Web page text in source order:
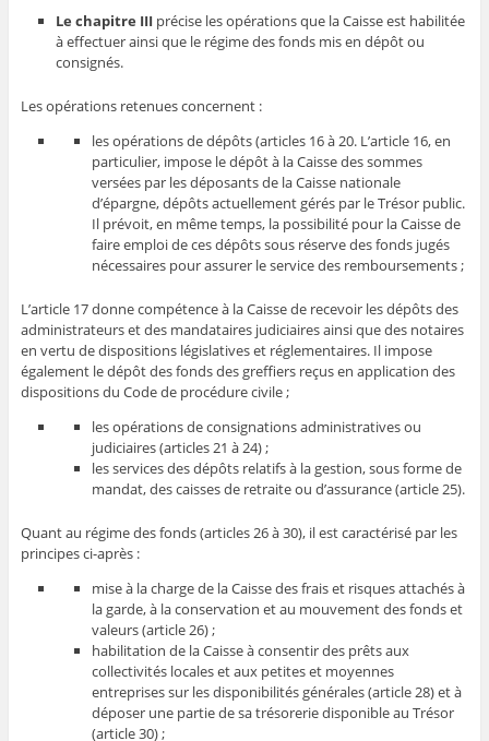
Le chapitre III précise les opérations que la Caisse est habilitée
à effectuer ainsi que le régime des fonds mis en dépôt ou
consignés.
Les opérations retenues concernent :
les opérations de dépôts (articles 16 à 20. L’article 16, en
particulier, impose le dépôt à la Caisse des sommes
versées par les déposants de la Caisse nationale
d’épargne, dépôts actuellement gérés par le Trésor public.
Il prévoit, en même temps, la possibilité pour la Caisse de
faire emploi de ces dépôts sous réserve des fonds jugés
nécessaires pour assurer le service des remboursements ;
L’article 17 donne compétence à la Caisse de recevoir les dépôts des
administrateurs et des mandataires judiciaires ainsi que des notaires
en vertu de dispositions législatives et réglementaires. Il impose
également le dépôt des fonds des greffiers reçus en application des
dispositions du Code de procédure civile ;
les opérations de consignations administratives ou
judiciaires (articles 21 à 24) ;
les services des dépôts relatifs à la gestion, sous forme de
mandat, des caisses de retraite ou d’assurance (article 25).
Quant au régime des fonds (articles 26 à 30), il est caractérisé par les
principes ci-après :
mise à la charge de la Caisse des frais et risques attachés à
la garde, à la conservation et au mouvement des fonds et
valeurs (article 26) ;
habilitation de la Caisse à consentir des prêts aux
collectivités locales et aux petites et moyennes
entreprises sur les disponibilités générales (article 28) et à
déposer une partie de sa trésorerie disponible au Trésor
(article 30) ;